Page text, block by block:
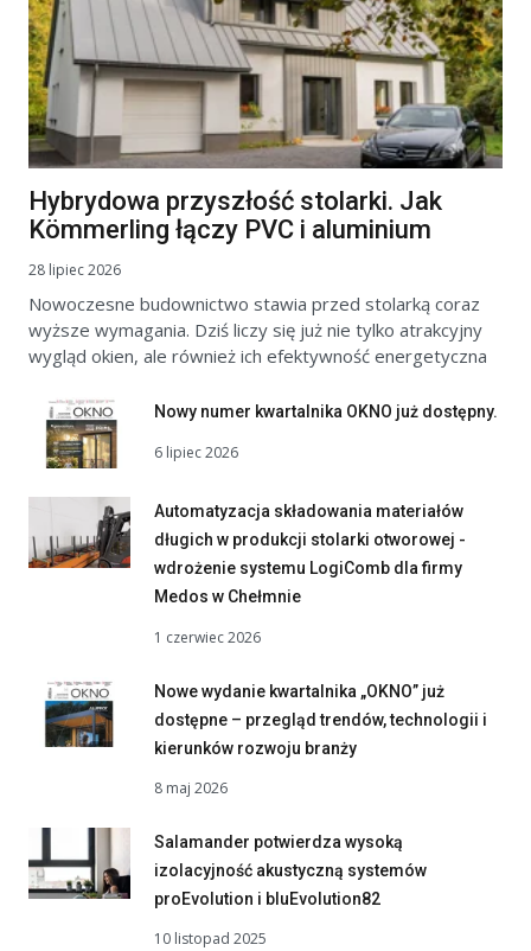
Hybrydowa przyszłość stolarki. Jak
Kömmerling łączy PVC i aluminium
28 lipiec 2026
Nowoczesne budownictwo stawia przed stolarką coraz
wyższe wymagania. Dziś liczy się już nie tylko atrakcyjny
wygląd okien, ale również ich efektywność energetyczna
Nowy numer kwartalnika OKNO już dostępny.
6 lipiec 2026
Automatyzacja składowania materiałów
długich w produkcji stolarki otworowej -
wdrożenie systemu LogiComb dla firmy
Medos w Chełmnie
1 czerwiec 2026
Nowe wydanie kwartalnika „OKNO” już
dostępne – przegląd trendów, technologii i
kierunków rozwoju branży
8 maj 2026
Salamander potwierdza wysoką
izolacyjność akustyczną systemów
proEvolution i bluEvolution82
10 listopad 2025